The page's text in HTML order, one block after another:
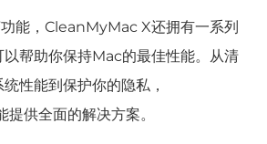
功能，CleanMyMac X还拥有一系列
帮助你保持Mac的最佳性能。从清
性能到保护你的隐私，
供全面的解决方案。